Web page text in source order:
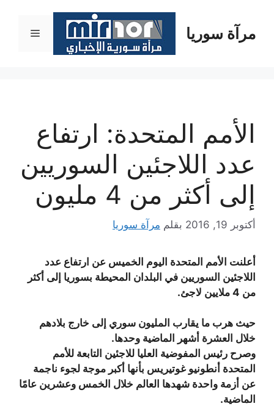
المحتوىمرآة سوريا القائمة
الأمم المتحدة: ارتفاع
عدد اللاجئين السوريين
إلى أكثر من 4 مليون
أكتوبر 19, 2016 بقلم مرآة سوريا
أعلنت الأمم المتحدة اليوم الخميس عن ارتفاع عدد
اللاجئين السوريين في البلدان المحيطة بسوريا إلى أكثر
من 4 ملايين لاجئ.
حيث هرب ما يقارب المليون سوري إلى خارج بلادهم
خلال العشرة أشهر الماضية وحدها.
وصرح رئيس المفوضية العليا للاجئين التابعة للأمم
المتحدة أنطونيو غوتيريس بأنها أكبر موجة لجوء ناجمة
عن أزمة واحدة شهدها العالم خلال الخمس وعشرين عامًا
الماضية.